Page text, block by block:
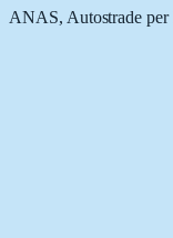
ANAS, Autostrade